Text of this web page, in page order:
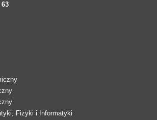
63
Fizyki i Informatyki